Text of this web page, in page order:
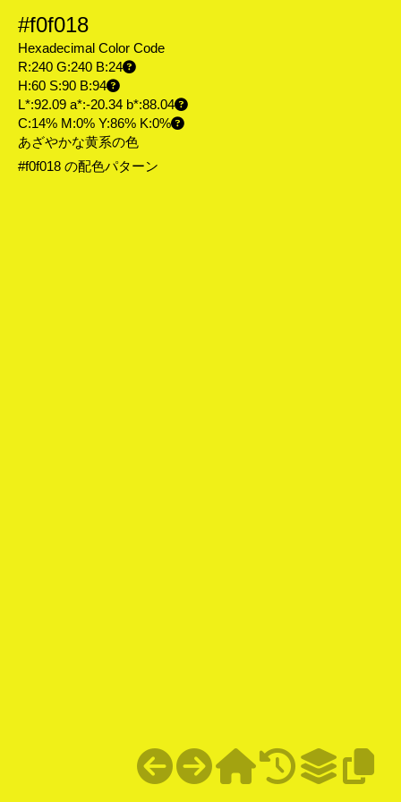
#f0f018
Hexadecimal Color Code
R:240 G:240 B:24
H:60 S:90 B:94
L*:92.09 a*:-20.34 b*:88.04
C:14% M:0% Y:86% K:0%
あざやかな黄系の色
#f0f018 の配色パターン